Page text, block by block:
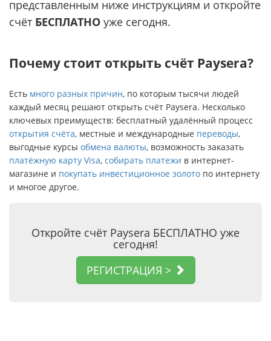
представленным ниже инструкциям и откройте
счёт БЕСПЛАТНО уже сегодня.
Почему стоит открыть счёт Paysera?
Есть много разных причин, по которым тысячи людей
каждый месяц решают открыть счёт Paysera. Несколько
ключевых преимуществ: бесплатный удалённый процесс
открытия счёта, местные и международные переводы,
выгодные курсы обмена валюты, возможность заказать
платёжную карту Visa, собирать платежи в интернет-
магазине и покупать инвестиционное золото по интернету
и многое другое.
Откройте счёт Paysera БЕСПЛАТНО уже
сегодня!
РЕГИСТРАЦИЯ >